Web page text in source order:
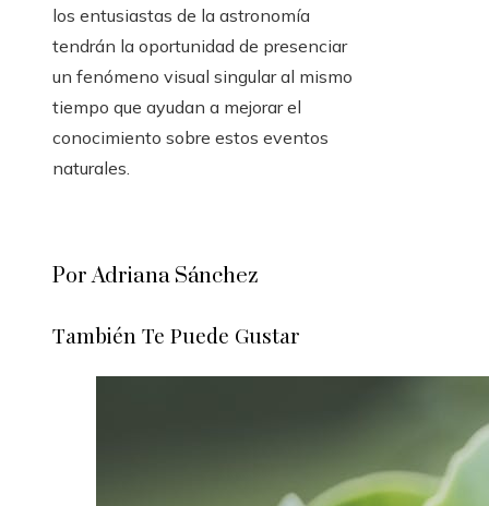
los entusiastas de la astronomía
tendrán la oportunidad de presenciar
un fenómeno visual singular al mismo
tiempo que ayudan a mejorar el
conocimiento sobre estos eventos
naturales.
Por Adriana Sánchez
También Te Puede Gustar